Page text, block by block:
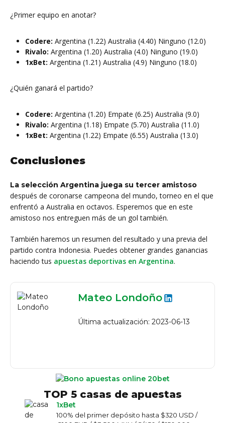
¿Primer equipo en anotar?
Codere: Argentina (1.22) Australia (4.40) Ninguno (12.0)
Rivalo: Argentina (1.20) Australia (4.0) Ninguno (19.0)
1xBet: Argentina (1.21) Australia (4.9) Ninguno (18.0)
¿Quién ganará el partido?
Codere: Argentina (1.20) Empate (6.25) Australia (9.0)
Rivalo: Argentina (1.18) Empate (5.70) Australia (11.0)
1xBet: Argentina (1.22) Empate (6.55) Australia (13.0)
Conclusiones
La selección Argentina juega su tercer amistoso
después de coronarse campeona del mundo, torneo en el que
enfrentó a Australia en octavos. Esperemos que en este
amistoso nos entreguen más de un gol también.
También haremos un resumen del resultado y una previa del
partido contra Indonesia. Puedes obtener grandes ganancias
haciendo tus apuestas deportivas en Argentina.
Mateo Londoño
Última actualización: 2023-06-13
TOP 5 casas de apuestas
1xBet
100% del primer depósito hasta $320 USD /